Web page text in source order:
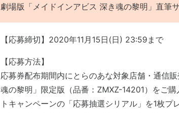
劇場版「メイドインアビス 深き魂の黎明」直筆
【応募締切】2020年11月15日(日) 23:59まで
【応募方法】
応募券配布期間内にとらのあな対象店舗・通信
魂の黎明」限定版（品番：ZMXZ-14201）をご
トキャンペーンの「応募抽選シリアル」を1枚プ